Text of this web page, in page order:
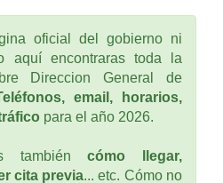
oficial del gobierno ni
aquí encontraras toda la
Direccion General de
email, horarios,
para el año 2026.
tambiéncómo llegar,
cita previa... etc. Cómo no